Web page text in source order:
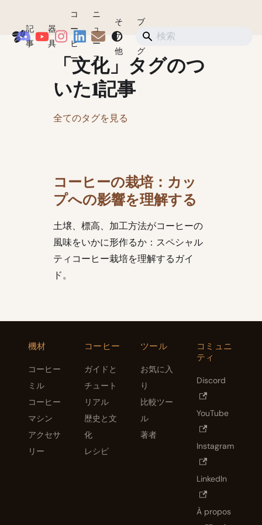
Coffeegeek
記
事
器
具
コ
ー
ヒ
ー
ニ
ュ
ー
ス
そ
の
他
ブ
ロ
グ
ショップ
「文化」タグのつ
いた1記事
全てのタグを見る
コーヒーの栽培：カッ
プへの影響を理解する
土壌、標高、加工方法がコーヒーの
風味をいかに形作るか：スペシャル
ティコーヒー栽培を理解するガイ
ド。
機材
コーヒー
ミル
コーヒー
マシン
アクセサ
リー
コーヒー
ガイドと
チュート
リアル
歴史と文
化
レシピ
ツール
お気に入
り
比較ツー
ル
著者
コミュニ
ティ
Discord
YouTube
Instagram
LinkedIn
À propos